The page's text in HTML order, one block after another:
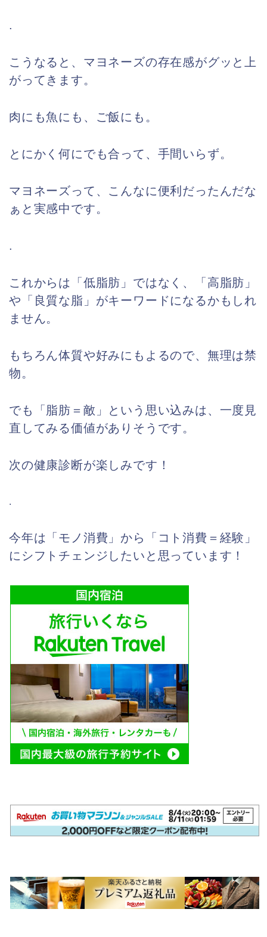
.
こうなると、マヨネーズの存在感がグッと上
がってきます。
肉にも魚にも、ご飯にも。
とにかく何にでも合って、手間いらず。
マヨネーズって、こんなに便利だったんだな
ぁと実感中です。
.
これからは「低脂肪」ではなく、「高脂肪」
や「良質な脂」がキーワードになるかもしれ
ません。
もちろん体質や好みにもよるので、無理は禁
物。
でも「脂肪＝敵」という思い込みは、一度見
直してみる価値がありそうです。
次の健康診断が楽しみです！
.
今年は「モノ消費」から「コト消費＝経験」
にシフトチェンジしたいと思っています！